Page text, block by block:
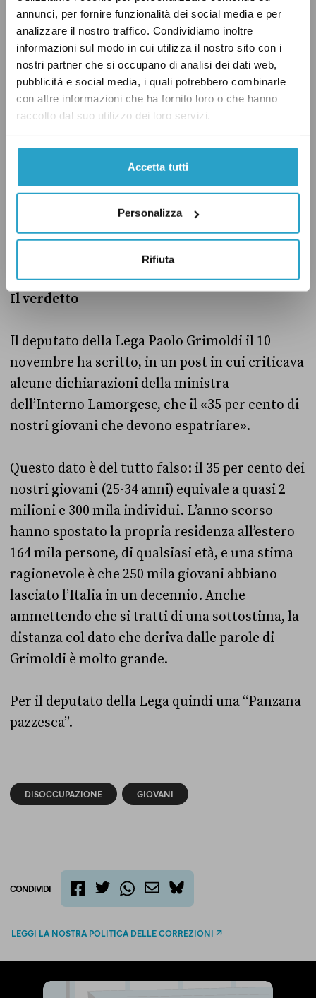
annunci, per fornire funzionalità dei social media e per
analizzare il nostro traffico. Condividiamo inoltre
informazioni sul modo in cui utilizza il nostro sito con i
nostri partner che si occupano di analisi dei dati web,
pubblicità e social media, i quali potrebbero combinarle
con altre informazioni che ha fornito loro o che hanno
raccolto dal suo utilizzo dei loro servizi.
Accetta tutti
Personalizza
Rifiuta
Anche in questo caso bisogna però fare una
precisazione: comeabbiamo spiegatoin
passato relativamente alla disoccupazione
giovanile nel Meridione, questo non significa
lavoro in Italia e sia disoccupato. Significa che
solo tra coloro che cercano lavoro – che nella
fascia di età 15-24 anni sono una minoranza,
vista la grande quantità di studenti presenti in
questa fascia demografica – uno su tre non lo
Il verdetto
Il deputato della Lega Paolo Grimoldi il 10
novembre ha scritto, in un post in cui criticava
alcune dichiarazioni della ministra
dell’Interno Lamorgese, che il «35 per cento di
nostri giovani che devono espatriare».
Questo dato è del tutto falso: il 35 per cento dei
nostri giovani (25-34 anni) equivale a quasi 2
milioni e 300 mila individui. L’anno scorso
hanno spostato la propria residenza all’estero
164 mila persone, di qualsiasi età, e una stima
ragionevole è che 250 mila giovani abbiano
lasciato l’Italia in un decennio. Anche
ammettendo che si tratti di una sottostima, la
distanza col dato che deriva dalle parole di
Grimoldi è molto grande.
Per il deputato della Lega quindi una “Panzana
pazzesca”.
DISOCCUPAZIONE GIOVANI
CONDIVIDI
bluesky
LEGGI LA NOSTRA POLITICA DELLE CORREZIONI